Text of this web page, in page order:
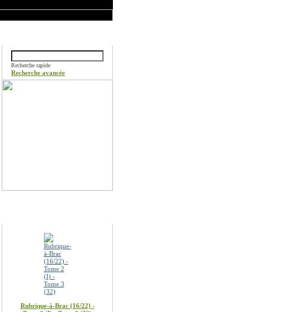
Recherche rapide
Recherche avancée
Rubrique-à-Brac (16/22) -